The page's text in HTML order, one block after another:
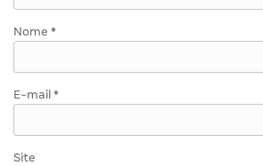
Nome *
E-mail *
Site